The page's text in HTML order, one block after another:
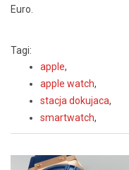
Euro.
Tagi:
apple,
apple watch,
stacja dokujaca,
smartwatch,